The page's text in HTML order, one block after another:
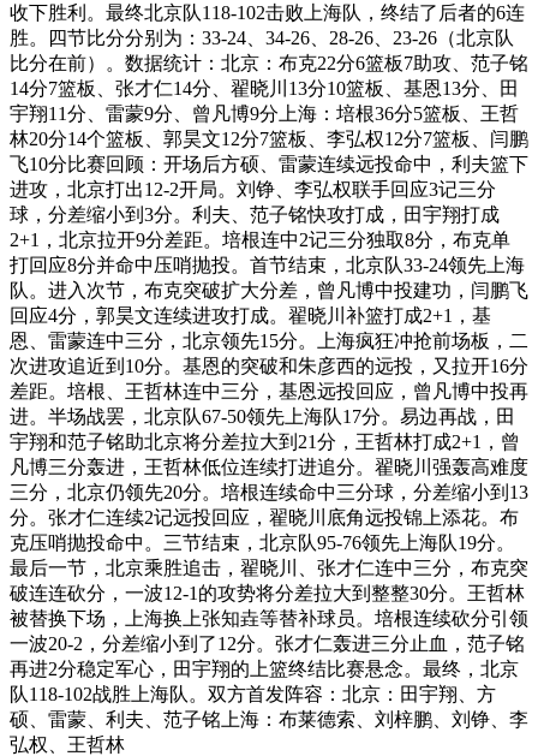
收下胜利。最终北京队118-102击败上海队，终结了后者的6连
胜。四节比分分别为：33-24、34-26、28-26、23-26（北京队
比分在前）。数据统计：北京：布克22分6篮板7助攻、范子铭
14分7篮板、张才仁14分、翟晓川13分10篮板、基恩13分、田
宇翔11分、雷蒙9分、曾凡博9分上海：培根36分5篮板、王哲
林20分14个篮板、郭昊文12分7篮板、李弘权12分7篮板、闫鹏
飞10分比赛回顾：开场后方硕、雷蒙连续远投命中，利夫篮下
进攻，北京打出12-2开局。刘铮、李弘权联手回应3记三分
球，分差缩小到3分。利夫、范子铭快攻打成，田宇翔打成
2+1，北京拉开9分差距。培根连中2记三分独取8分，布克单
打回应8分并命中压哨抛投。首节结束，北京队33-24领先上海
队。进入次节，布克突破扩大分差，曾凡博中投建功，闫鹏飞
回应4分，郭昊文连续进攻打成。翟晓川补篮打成2+1，基
恩、雷蒙连中三分，北京领先15分。上海疯狂冲抢前场板，二
次进攻追近到10分。基恩的突破和朱彦西的远投，又拉开16分
差距。培根、王哲林连中三分，基恩远投回应，曾凡博中投再
进。半场战罢，北京队67-50领先上海队17分。易边再战，田
宇翔和范子铭助北京将分差拉大到21分，王哲林打成2+1，曾
凡博三分轰进，王哲林低位连续打进追分。翟晓川强轰高难度
三分，北京仍领先20分。培根连续命中三分球，分差缩小到13
分。张才仁连续2记远投回应，翟晓川底角远投锦上添花。布
克压哨抛投命中。三节结束，北京队95-76领先上海队19分。
最后一节，北京乘胜追击，翟晓川、张才仁连中三分，布克突
破连连砍分，一波12-1的攻势将分差拉大到整整30分。王哲林
被替换下场，上海换上张知垚等替补球员。培根连续砍分引领
一波20-2，分差缩小到了12分。张才仁轰进三分止血，范子铭
再进2分稳定军心，田宇翔的上篮终结比赛悬念。最终，北京
队118-102战胜上海队。双方首发阵容：北京：田宇翔、方
硕、雷蒙、利夫、范子铭上海：布莱德索、刘梓鹏、刘铮、李
弘权、王哲林